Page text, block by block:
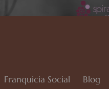
Franquicia Social Blog